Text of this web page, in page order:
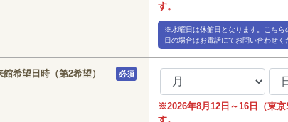
す。
※水曜日は休館日となります。こちら
日の場合はお電話にてお問い合わせく
館希望日時（第2希望） 必須
※2026年8月12日～16日（東
す。